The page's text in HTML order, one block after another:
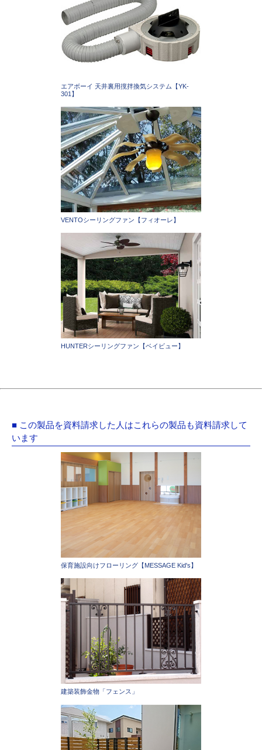
エアボーイ 天井裏用撹拌換気システム【YK-
301】
VENTOシーリングファン【フィオーレ】
HUNTERシーリングファン【ベイビュー】
■ この製品を資料請求した人はこれらの製品も資料請求して
います
保育施設向けフローリング【MESSAGE Kid's】
建築装飾金物「フェンス」